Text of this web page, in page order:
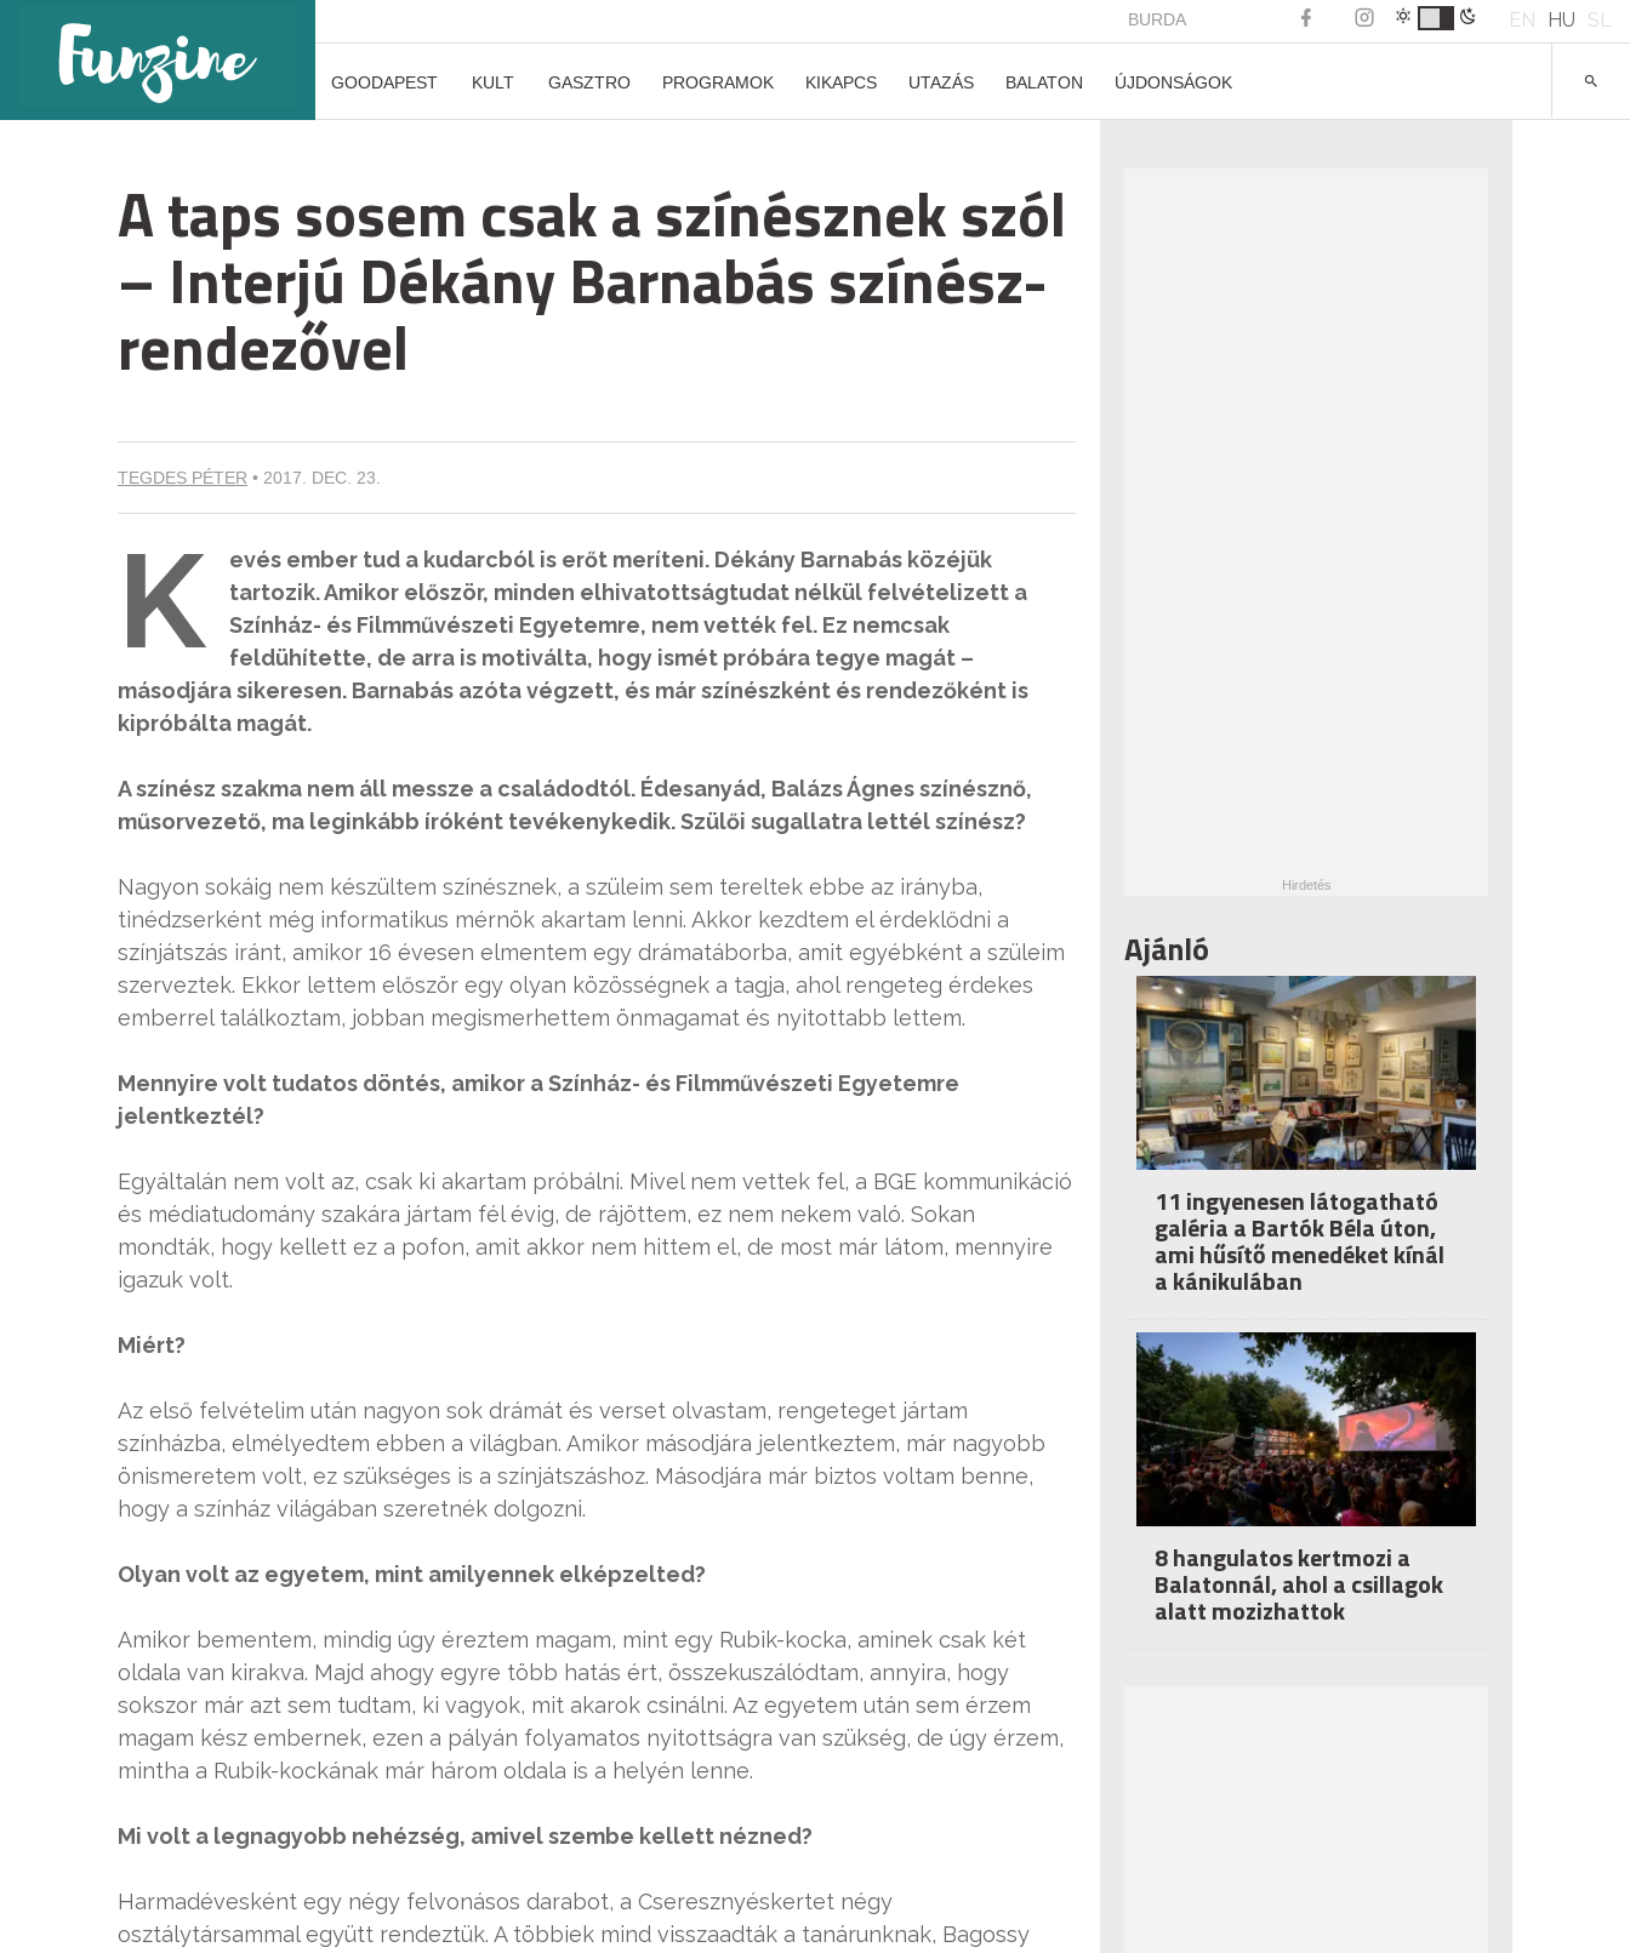
BURDA EN HU SL
GOODAPEST KULT GASZTRO PROGRAMOK KIKAPCS UTAZÁS BALATON ÚJDONSÁGOK
A taps sosem csak a színésznek szól
– Interjú Dékány Barnabás színész-
rendezővel
TEGDES PÉTER • 2017. DEC. 23.
K
evés ember tud a kudarcból is erőt meríteni. Dékány Barnabás közéjük
tartozik. Amikor először, minden elhivatottságtudat nélkül felvételizett a
Színház- és Filmművészeti Egyetemre, nem vették fel. Ez nemcsak
feldühítette, de arra is motiválta, hogy ismét próbára tegye magát –
másodjára sikeresen. Barnabás azóta végzett, és már színészként és rendezőként is
kipróbálta magát.
A színész szakma nem áll messze a családodtól. Édesanyád, Balázs Ágnes színésznő,
műsorvezető, ma leginkább íróként tevékenykedik. Szülői sugallatra lettél színész?
Nagyon sokáig nem készültem színésznek, a szüleim sem tereltek ebbe az irányba,
tinédzserként még informatikus mérnök akartam lenni. Akkor kezdtem el érdeklődni a
színjátszás iránt, amikor 16 évesen elmentem egy drámatáborba, amit egyébként a szüleim
szerveztek. Ekkor lettem először egy olyan közösségnek a tagja, ahol rengeteg érdekes
emberrel találkoztam, jobban megismerhettem önmagamat és nyitottabb lettem.
Mennyire volt tudatos döntés, amikor a Színház- és Filmművészeti Egyetemre
jelentkeztél?
Egyáltalán nem volt az, csak ki akartam próbálni. Mivel nem vettek fel, a BGE kommunikáció
és médiatudomány szakára jártam fél évig, de rájöttem, ez nem nekem való. Sokan
mondták, hogy kellett ez a pofon, amit akkor nem hittem el, de most már látom, mennyire
igazuk volt.
Miért?
Az első felvételim után nagyon sok drámát és verset olvastam, rengeteget jártam
színházba, elmélyedtem ebben a világban. Amikor másodjára jelentkeztem, már nagyobb
önismeretem volt, ez szükséges is a színjátszáshoz. Másodjára már biztos voltam benne,
hogy a színház világában szeretnék dolgozni.
Olyan volt az egyetem, mint amilyennek elképzelted?
Amikor bementem, mindig úgy éreztem magam, mint egy Rubik-kocka, aminek csak két
oldala van kirakva. Majd ahogy egyre több hatás ért, összekuszálódtam, annyira, hogy
sokszor már azt sem tudtam, ki vagyok, mit akarok csinálni. Az egyetem után sem érzem
magam kész embernek, ezen a pályán folyamatos nyitottságra van szükség, de úgy érzem,
mintha a Rubik-kockának már három oldala is a helyén lenne.
Mi volt a legnagyobb nehézség, amivel szembe kellett nézned?
Harmadévesként egy négy felvonásos darabot, a Cseresznyéskertet négy
osztálytársammal együtt rendeztük. A többiek mind visszaadták a tanárunknak, Bagossy
Ajánló
11 ingyenesen látogatható
galéria a Bartók Béla úton,
ami hűsítő menedéket kínál
a kánikulában
8 hangulatos kertmozi a
Balatonnál, ahol a csillagok
alatt mozizhattok